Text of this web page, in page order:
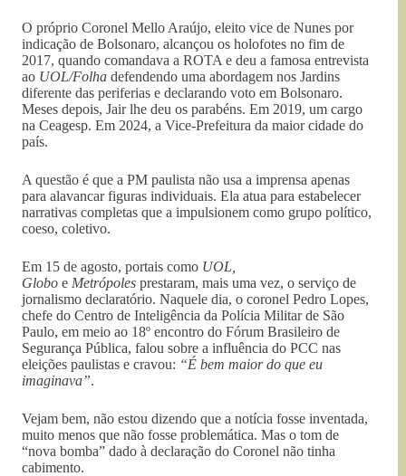
O próprio Coronel Mello Araújo, eleito vice de Nunes por
indicação de Bolsonaro, alcançou os holofotes no fim de
2017, quando comandava a ROTA e deu a famosa entrevista
ao UOL/Folha defendendo uma abordagem nos Jardins
diferente das periferias e declarando voto em Bolsonaro.
Meses depois, Jair lhe deu os parabéns. Em 2019, um cargo
na Ceagesp. Em 2024, a Vice-Prefeitura da maior cidade do
país.
A questão é que a PM paulista não usa a imprensa apenas
para alavancar figuras individuais. Ela atua para estabelecer
narrativas completas que a impulsionem como grupo político,
coeso, coletivo.
Em 15 de agosto, portais como UOL,
Globo e Metrópoles prestaram, mais uma vez, o serviço de
jornalismo declaratório. Naquele dia, o coronel Pedro Lopes,
chefe do Centro de Inteligência da Polícia Militar de São
Paulo, em meio ao 18º encontro do Fórum Brasileiro de
Segurança Pública, falou sobre a influência do PCC nas
eleições paulistas e cravou: “É bem maior do que eu
imaginava”.
Vejam bem, não estou dizendo que a notícia fosse inventada,
muito menos que não fosse problemática. Mas o tom de
“nova bomba” dado à declaração do Coronel não tinha
cabimento.